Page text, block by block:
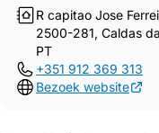
R capitao Jose
2500-281, Caldas
PT
+351 912 369 313
Bezoek website